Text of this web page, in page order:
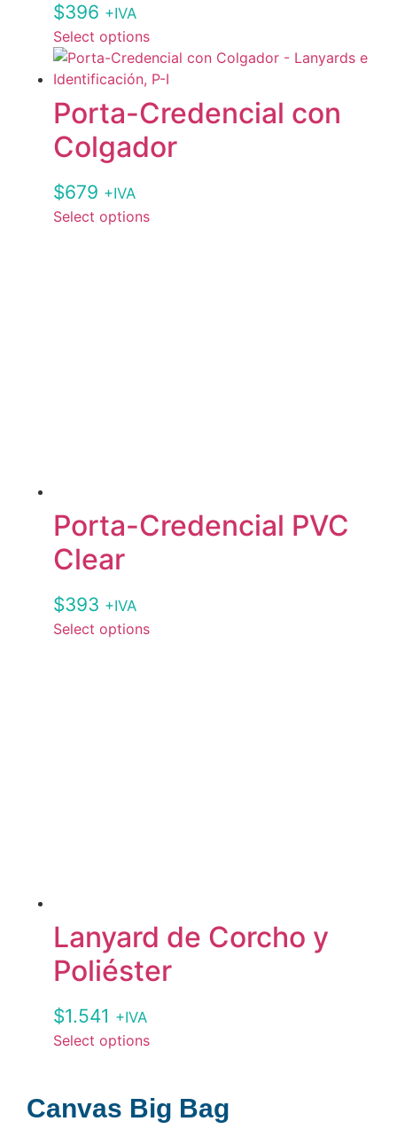
$396 +IVA
Select options
Porta-Credencial con
Colgador
$679 +IVA
Select options
Porta-Credencial PVC
Clear
$393 +IVA
Select options
Lanyard de Corcho y
Poliéster
$1.541 +IVA
Select options
Canvas Big Bag